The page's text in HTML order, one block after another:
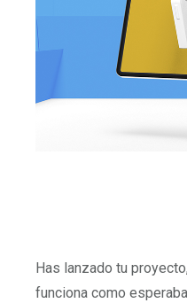
Has lanzado tu
funciona como